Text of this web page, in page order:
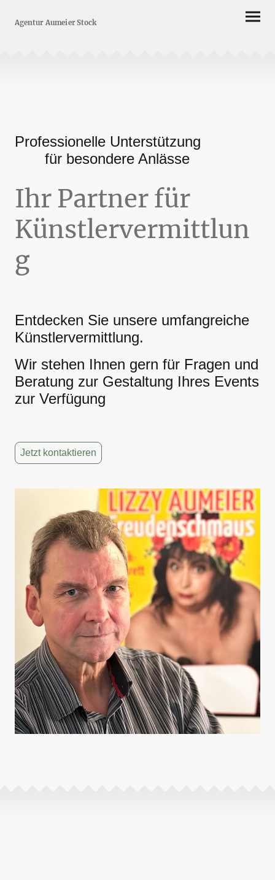
Agentur Aumeier Stock
Professionelle Unterstützung
für besondere Anlässe
Ihr Partner für
Künstlervermittlun
g
Entdecken Sie unsere umfangreiche
Künstlervermittlung.
Wir stehen Ihnen gern für Fragen und
Beratung zur Gestaltung Ihres Events
zur Verfügung
Jetzt kontaktieren